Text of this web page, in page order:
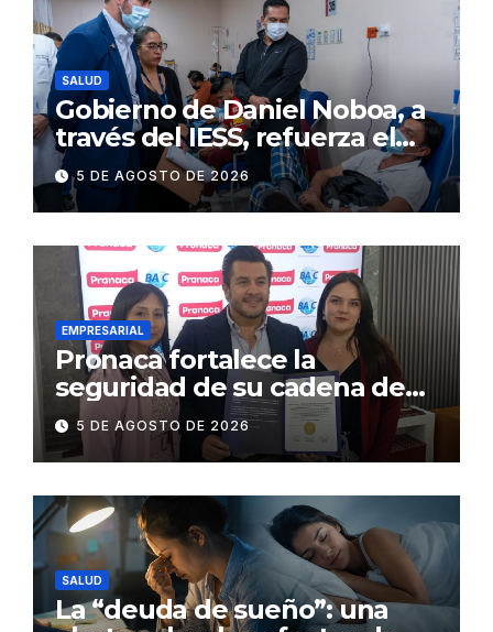
SALUD
Gobierno de Daniel Noboa, a
través del IESS, refuerza el
abastecimiento de insulina
en 86 establecimientos de
salud
5 DE AGOSTO DE 2026
EMPRESARIAL
Pronaca fortalece la
seguridad de su cadena de
suministro con certificación
BASC en dos plantas
5 DE AGOSTO DE 2026
SALUD
La “deuda de sueño”: una